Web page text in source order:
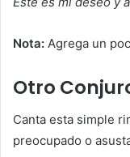
Nota: Agrega un
Otro
Canta esta simple
preocupado o